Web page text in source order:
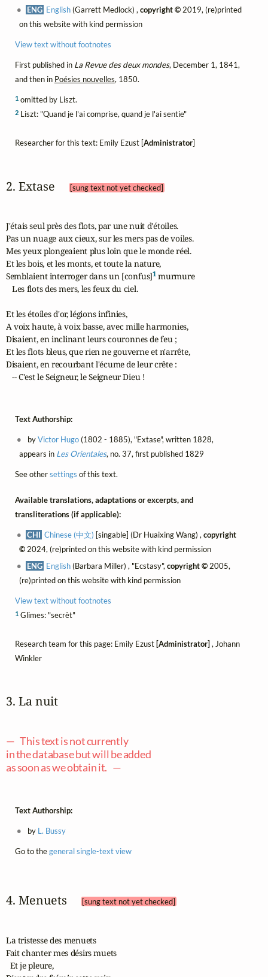
ENG English(Garrett Medlock) ,copyright © 2019, (re)printed
on this website with kind permission
View text without footnotes
First published in La Revue des deux mondes, December 1, 1841,
and then in Poésies nouvelles, 1850.
1omitted by Liszt.
2Liszt: "Quand je l'ai comprise, quand je l'ai sentie"
Researcher for this text: Emily Ezust [Administrator]
2. Extase [sung text not yet checked]
J'étais seul près des flots, par une nuit d'étoiles.
Pas un nuage aux cieux, sur les mers pas de voiles.
Mes yeux plongeaient plus loin que le monde réel.
Et les bois, et les monts, et toute la nature,
Semblaient interroger dans un [confus]1 murmure
   Les flots des mers, les feux du ciel.
Et les étoiles d'or, légions infinies,
A voix haute, à voix basse, avec mille harmonies,
Disaient, en inclinant leurs couronnes de feu ;
Et les flots bleus, que rien ne gouverne et n'arrête,
Disaient, en recourbant l'écume de leur crête :
   -- C'est le Seigneur, le Seigneur Dieu !
Text Authorship:
byVictor Hugo(1802 - 1885), "Extase", written 1828,
appears in Les Orientales, no. 37, first published 1829
See othersettings of this text.
Available translations, adaptations or excerpts, and
transliterations (if applicable):
CHI Chinese (中文) [singable] (Dr Huaixing Wang) ,copyright
©2024, (re)printed on this website with kind permission
ENG English(Barbara Miller) , "Ecstasy",copyright © 2005,
(re)printed on this website with kind permission
View text without footnotes
1Glimes: "secrèt"
Research team for this page: Emily Ezust [Administrator] , Johann
Winkler
3. La nuit
— This text is not currently
in the database but will be added
as soon as we obtain it. —
Text Authorship:
by L. Bussy
Go to thegeneral single-text view
4. Menuets [sung text not yet checked]
La tristesse des menuets
Fait chanter mes désirs muets
  Et je pleure,